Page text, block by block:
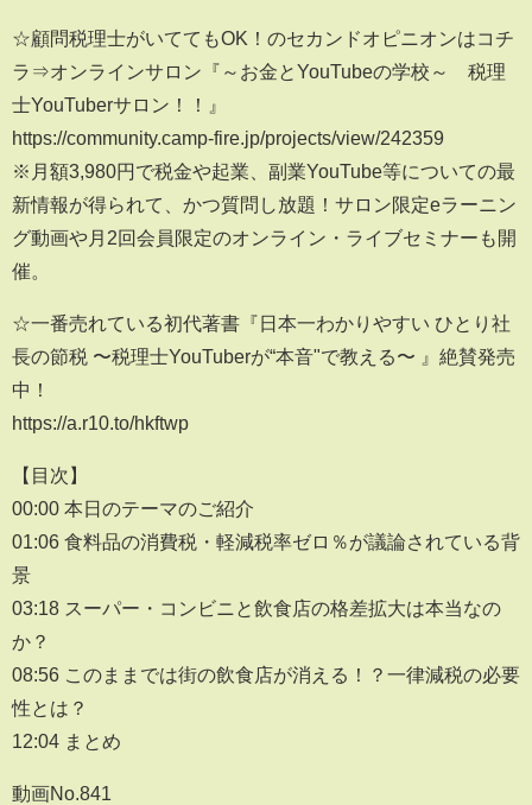
☆顧問税理士がいててもOK！のセカンドオピニオンはコチ
ラ⇒オンラインサロン『～お金とYouTubeの学校～ 税理
士YouTuberサロン！！』
https://community.camp-fire.jp/projects/view/242359
※月額3,980円で税金や起業、副業YouTube等についての最
新情報が得られて、かつ質問し放題！サロン限定eラーニン
グ動画や月2回会員限定のオンライン・ライブセミナーも開
催。
☆一番売れている初代著書『日本一わかりやすい ひとり社
長の節税 〜税理士YouTuberが“本音"で教える〜 』絶賛発売
中！
https://a.r10.to/hkftwp
【目次】
00:00 本日のテーマのご紹介
01:06 食料品の消費税・軽減税率ゼロ％が議論されている背
景
03:18 スーパー・コンビニと飲食店の格差拡大は本当なの
か？
08:56 このままでは街の飲食店が消える！？一律減税の必要
性とは？
12:04 まとめ
動画No.841